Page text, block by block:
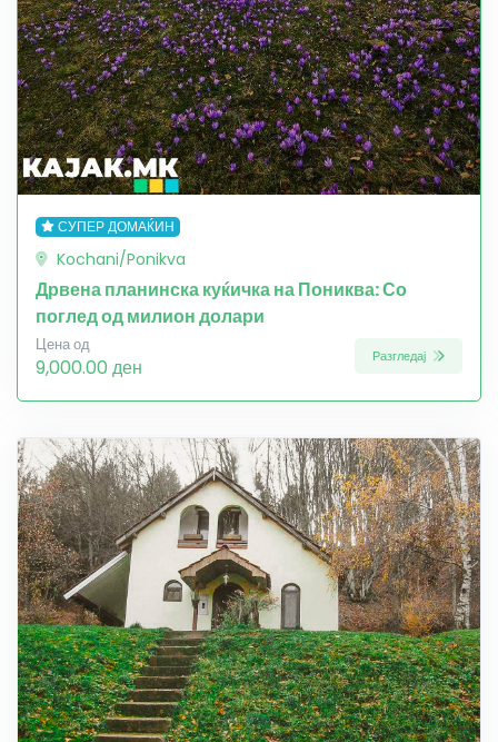
СУПЕР ДОМАЌИН
Kochani/Ponikva
Дрвена планинска куќичка на Пониква: Со
поглед од милион долари
Цена од
9,000.00 ден Разгледај